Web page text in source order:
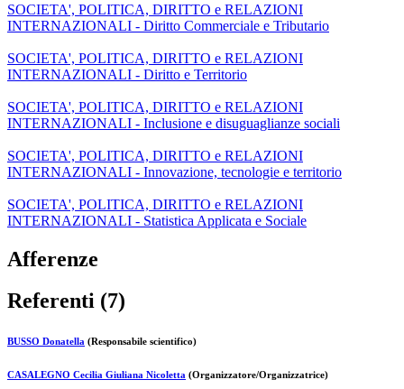
SOCIETA', POLITICA, DIRITTO e RELAZIONI
INTERNAZIONALI - Diritto Commerciale e Tributario
SOCIETA', POLITICA, DIRITTO e RELAZIONI
INTERNAZIONALI - Diritto e Territorio
SOCIETA', POLITICA, DIRITTO e RELAZIONI
INTERNAZIONALI - Inclusione e disuguaglianze sociali
SOCIETA', POLITICA, DIRITTO e RELAZIONI
INTERNAZIONALI - Innovazione, tecnologie e territorio
SOCIETA', POLITICA, DIRITTO e RELAZIONI
INTERNAZIONALI - Statistica Applicata e Sociale
Afferenze
Referenti (7)
BUSSO Donatella (Responsabile scientifico)
CASALEGNO Cecilia Giuliana Nicoletta (Organizzatore/Organizzatrice)